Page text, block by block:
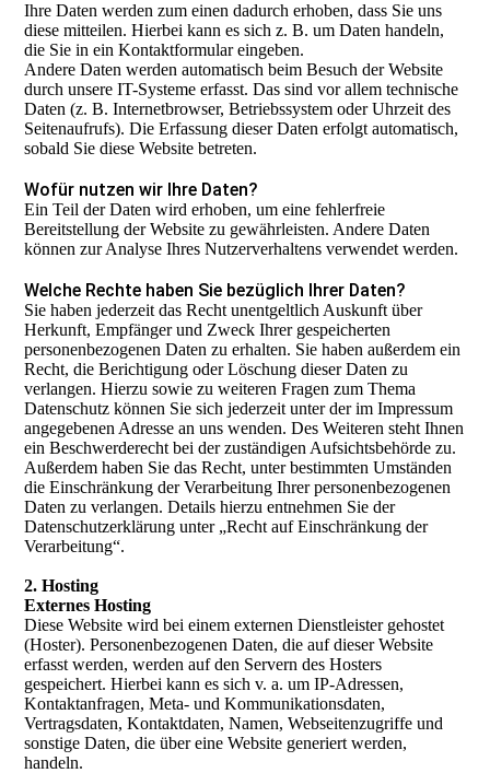
Ihre Daten werden zum einen dadurch erhoben, dass Sie uns
diese mitteilen. Hierbei kann es sich z. B. um Daten handeln,
die Sie in ein Kontaktformular eingeben.
Andere Daten werden automatisch beim Besuch der Website
durch unsere IT-Systeme erfasst. Das sind vor allem technische
Daten (z. B. Internetbrowser, Betriebssystem oder Uhrzeit des
Seitenaufrufs). Die Erfassung dieser Daten erfolgt automatisch,
sobald Sie diese Website betreten.
Wofür nutzen wir Ihre Daten?
Ein Teil der Daten wird erhoben, um eine fehlerfreie
Bereitstellung der Website zu gewährleisten. Andere Daten
können zur Analyse Ihres Nutzerverhaltens verwendet werden.
Welche Rechte haben Sie bezüglich Ihrer Daten?
Sie haben jederzeit das Recht unentgeltlich Auskunft über
Herkunft, Empfänger und Zweck Ihrer gespeicherten
personenbezogenen Daten zu erhalten. Sie haben außerdem ein
Recht, die Berichtigung oder Löschung dieser Daten zu
verlangen. Hierzu sowie zu weiteren Fragen zum Thema
Datenschutz können Sie sich jederzeit unter der im Impressum
angegebenen Adresse an uns wenden. Des Weiteren steht Ihnen
ein Beschwerderecht bei der zuständigen Aufsichtsbehörde zu.
Außerdem haben Sie das Recht, unter bestimmten Umständen
die Einschränkung der Verarbeitung Ihrer personenbezogenen
Daten zu verlangen. Details hierzu entnehmen Sie der
Datenschutzerklärung unter „Recht auf Einschränkung der
Verarbeitung“.
2. Hosting
Externes Hosting
Diese Website wird bei einem externen Dienstleister gehostet
(Hoster). Personenbezogenen Daten, die auf dieser Website
erfasst werden, werden auf den Servern des Hosters
gespeichert. Hierbei kann es sich v. a. um IP-Adressen,
Kontaktanfragen, Meta- und Kommunikationsdaten,
Vertragsdaten, Kontaktdaten, Namen, Webseitenzugriffe und
sonstige Daten, die über eine Website generiert werden,
handeln.